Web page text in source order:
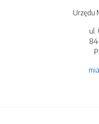
Urzędu
ul.